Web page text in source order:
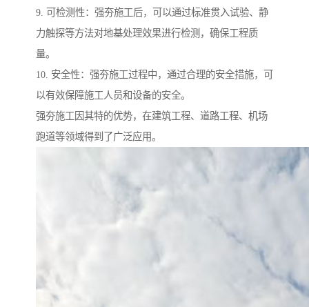
9. 可检测性：强夯施工后，可以通过标准贯入试验、静
力触探等方法对地基处理效果进行检测，确保工程质
量。
10. 安全性：强夯施工过程中，通过合理的安全措施，可
以有效保障施工人员和设备的安全。
强夯施工因其特的优势，在建筑工程、道路工程、机场
跑道等领域得到了广泛应用。